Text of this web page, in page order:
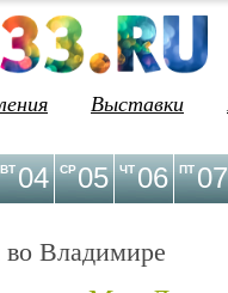
Выставки
04
ВТ 05
СР 06
ЧТ 07
ПТ
Владимире